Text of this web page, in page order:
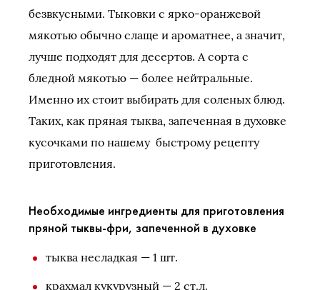
безвкусными. Тыковки с ярко-оранжевой
мякотью обычно слаще и ароматнее, а значит,
лучше подходят для десертов. А сорта с
бледной мякотью — более нейтральные.
Именно их стоит выбирать для соленых блюд.
Таких, как пряная тыква, запеченная в духовке
кусочками по нашему быстрому рецепту
приготовления.
Необходимые ингредиенты для приготовления
пряной тыквы-фри, запеченной в духовке
тыква несладкая — 1 шт.
крахмал кукурузный — 2 ст.л.